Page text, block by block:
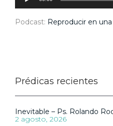
Podcast: Reproducir en
Prédicas recientes
Inevitable – Ps. Rolando
2 agosto, 2026